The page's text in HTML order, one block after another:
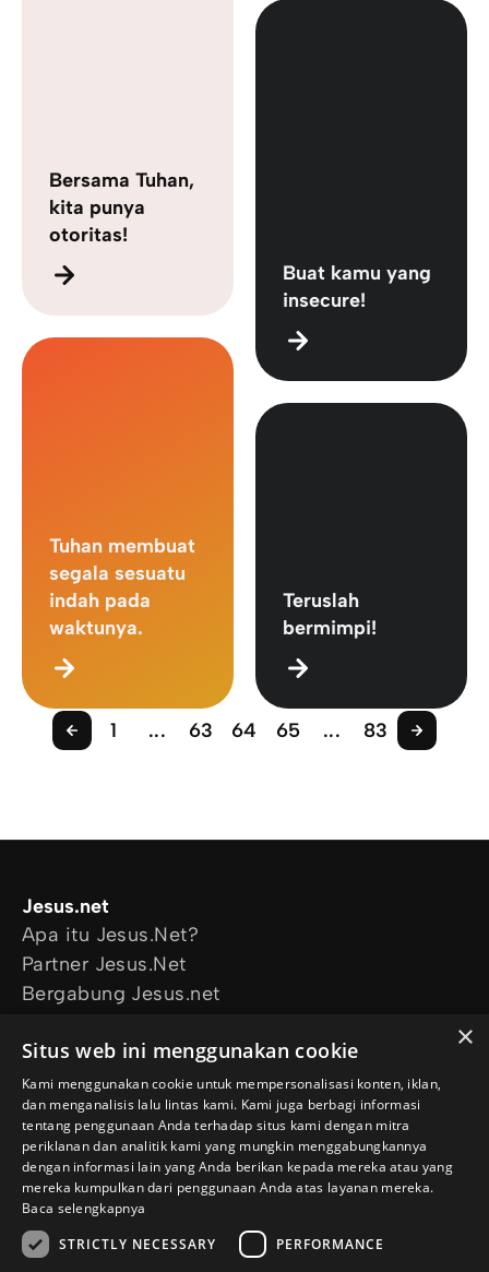
Bersama Tuhan,
kita punya
otoritas!
Buat kamu yang
insecure!
Tuhan membuat
segala sesuatu
indah pada
waktunya.
Teruslah
bermimpi!
1 ... 63 64 65 ... 83
Jesus.net
Apa itu Jesus.Net?
Partner Jesus.Net
Bergabung Jesus.net
Artikel
Video
Proyek kami
Aku mau didoakan
Aku punya pertanyaan
Ikuti kami
×
Situs web ini menggunakan cookie
Kami menggunakan cookie untuk mempersonalisasi konten, iklan,
dan menganalisis lalu lintas kami. Kami juga berbagi informasi
tentang penggunaan Anda terhadap situs kami dengan mitra
periklanan dan analitik kami yang mungkin menggabungkannya
dengan informasi lain yang Anda berikan kepada mereka atau yang
mereka kumpulkan dari penggunaan Anda atas layanan mereka.
Baca selengkapnya
STRICTLY NECESSARY
PERFORMANCE